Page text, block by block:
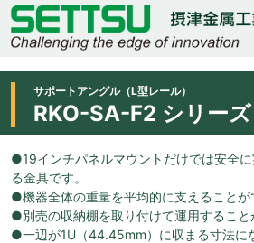
サポートアングル（L型レール）
RKO-SA-F2 シリーズ
●19インチパネルマウントだけでは安全
る金具です。
●機器全体の重量を平均的に支えることが
●別売の収納棚を取り付けて運用すること
●一辺が1U（44.45mm）に収まる寸法に